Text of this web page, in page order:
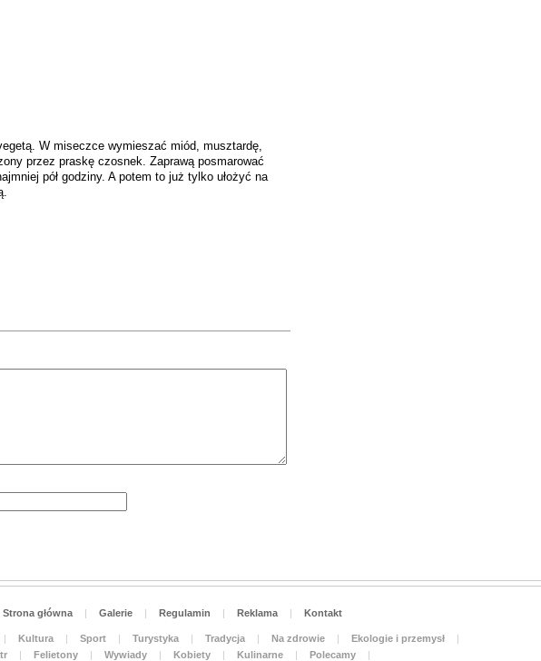
W miseczce wymieszać miód, musztardę,
przez praskę czosnek. Zaprawą posmarować
pół godziny. A potem to już tylko ułożyć na
Strona główna | Galerie | Regulamin | Reklama | Kontakt
| Kultura | Sport | Turystyka | Tradycja | Na zdrowie | Ekologie i przemysł
|
| Felietony | Wywiady | Kobiety | Kulinarne | Polecamy |